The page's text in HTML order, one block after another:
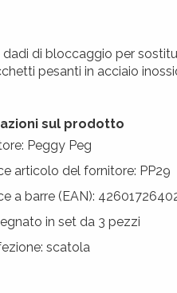
dadi di bloccaggio per
pesanti in acciaio
sul prodotto
Peggy Peg
articolo del fornitore: PP29
a barre (EAN):
in set da 3 pezzi
scatola